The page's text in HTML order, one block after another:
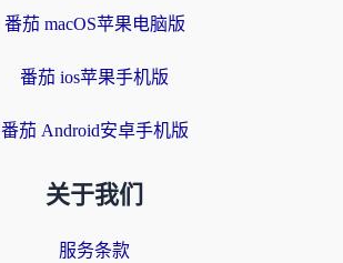
番茄 macOS苹果电脑版
番茄 ios苹果手机版
番茄 Android安卓手机版
关于我们
服务条款